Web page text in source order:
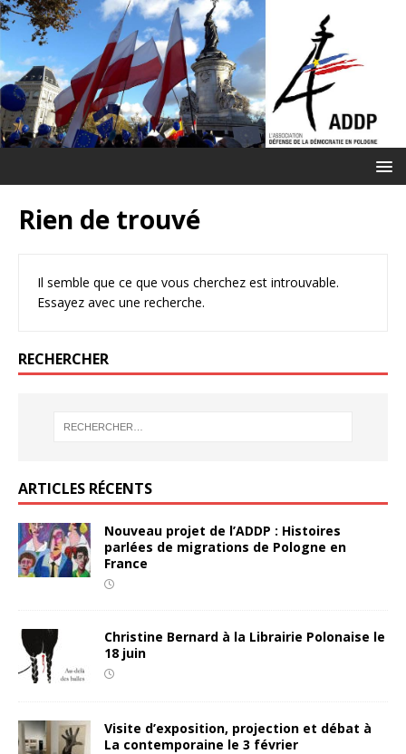
Rien de trouvé
Il semble que ce que vous cherchez est introuvable.
Essayez avec une recherche.
RECHERCHER
ARTICLES RÉCENTS
Nouveau projet de l’ADDP : Histoires
parlées de migrations de Pologne en
France
Christine Bernard à la Librairie Polonaise le
18 juin
Visite d’exposition, projection et débat à
La contemporaine le 3 février